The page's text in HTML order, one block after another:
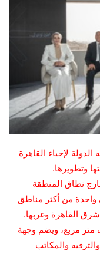
لإحياء القاهرة
وتطويرها.
نطاق المنطقة
واحدة من أكثر مناطق
شرق القاهرة وغربها.
على مساحة تقارب 60 ألف متر مربع، ويضم وجهة
والمكاتب